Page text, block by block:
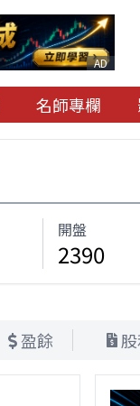
AD
名師專欄
開盤
2390
盈餘